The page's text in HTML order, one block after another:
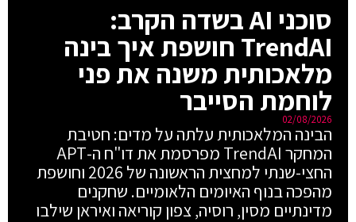
סוכני AI בשדה הקרב:
TrendAI חושפת איך בינה
מלאכותית משנה את פני
לוחמת הסייבר
02/08/2026
הבינה המלאכותית עלתה על מדים: חטיבת
המחקר TrendAI מפרסמת את דו"ח ה-APT
החצי-שנתי למחצית הראשונה של 2026 וחושפת
מהפכה בנוף האיומים הלאומיים. שחקנים
מדינתיים מסין, רוסיה, צפון קוריאה ואיראן שילבו